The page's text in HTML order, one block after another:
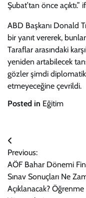
Şubat’tan önce açıktı.”
ABD Başkanı Donald
bir yanıt vererek,
Taraflar arasındaki
yeniden artabilecek
gözler şimdi
etmeyeceğine çevrildi.
Posted in Eğitim
Yazı
gezinmesi
Previous:
AÖF Bahar Dönemi
Sınav Sonuçları Ne
Açıklanacak? Öğrenme